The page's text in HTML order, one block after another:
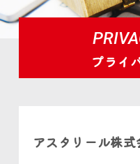
プライ
アスタリール株